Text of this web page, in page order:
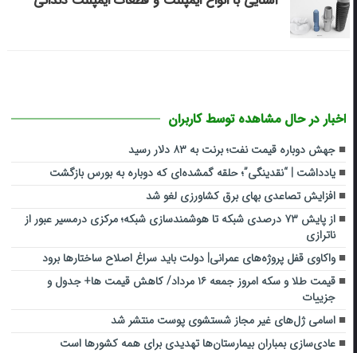
اخبار در حال مشاهده توسط کاربران
جهش دوباره قیمت نفت؛ برنت به ۸۳ دلار رسید
یادداشت | “نقدینگی”؛ حلقه گمشده‌ای که دوباره به بورس بازگشت
افزایش تصاعدی بهای برق کشاورزی لغو شد
از پایش ۷۳ درصدی شبکه تا هوشمندسازی شبکه؛ مرکزی درمسیر عبور از
ناترازی
واکاوی قفل پروژه‌های عمرانی| دولت باید سراغ اصلاح ساختارها برود
قیمت طلا و سکه امروز جمعه ۱۶ مرداد/ کاهش قیمت ها+ جدول و
جزییات
اسامی ژل‌های غیر مجاز شستشوی پوست منتشر شد
عادی‌سازی بمباران بیمارستان‌ها تهدیدی برای همه کشورها است